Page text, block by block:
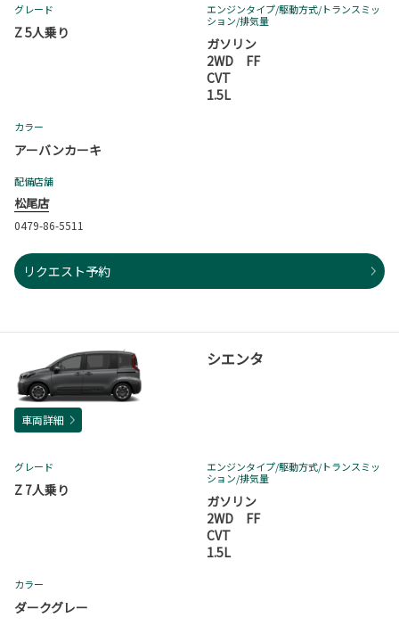
グレード
Z 5人乗り
エンジンタイプ/駆動方式/トランスミッ
ション/排気量
ガソリン
2WD FF
CVT
1.5L
カラー
アーバンカーキ
配備店舗
松尾店
0479-86-5511
リクエスト予約
シエンタ
車両詳細
グレード
Z 7人乗り
エンジンタイプ/駆動方式/トランスミッ
ション/排気量
ガソリン
2WD FF
CVT
1.5L
カラー
ダークグレー